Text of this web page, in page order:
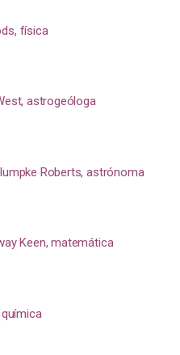
física
astrogeóloga
Roberts, astrónoma
Keen, matemática